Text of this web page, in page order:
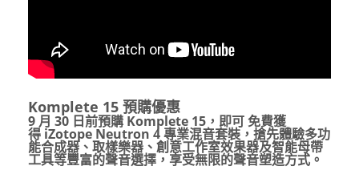
Komplete 15 預購優惠
9 月 30 日前預購 Komplete 15 ，即可免費獲
得 iZotope Neutron 4專業混音套裝 ，搶先體驗多功
能合成器、取樣樂器、創意工作室效果器及智能母帶
工具等豐富的聲音選擇，享受無限的聲音塑造方式。